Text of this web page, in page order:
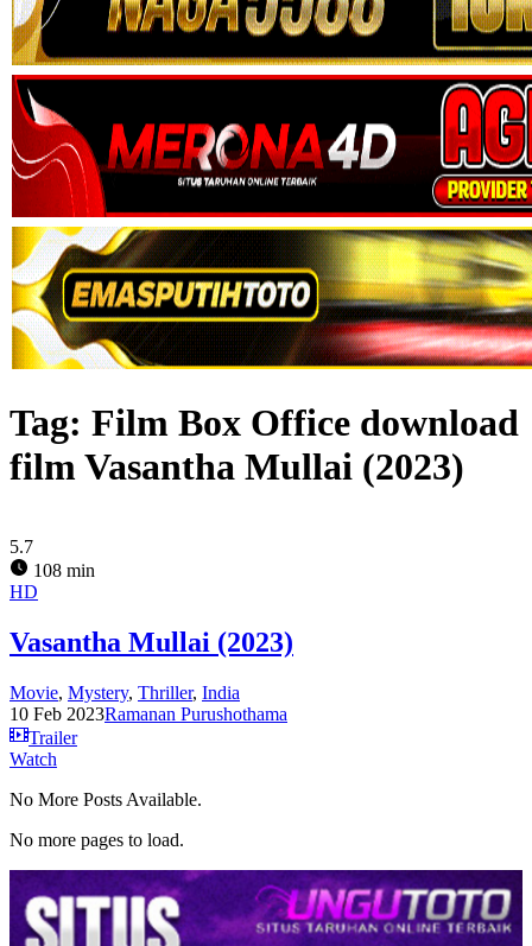
Tag: Film Box Office download
film Vasantha Mullai (2023)
5.7
108 min
HD
Vasantha Mullai (2023)
Movie, Mystery, Thriller, India
10 Feb 2023Ramanan Purushothama
Trailer
Watch
No More Posts Available.
No more pages to load.